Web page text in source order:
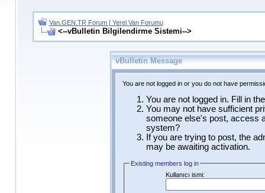
Van.GEN.TR Forum | Yerel Van Forumu
<--vBulletin Bilgilendirme Sistemi-->
vBulletin Message
You are not logged in or you do not have
You are not logged in. Fill in
You may not have sufficient
someone else's post, access
system?
If you are trying to post, the
may be awaiting activation.
Existing members log in
Kullanıcı ismi: